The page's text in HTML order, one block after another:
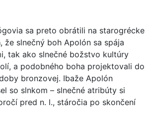
sa preto obrátili na starogrécke
že slnečný boh Apolón sa spája
tak ako slnečné božstvo kultúry
a podobného boha projektovali do
bronzovej. Ibaže Apolón
so slnkom – slnečné atribúty si
pred n. l., stáročia po skončení